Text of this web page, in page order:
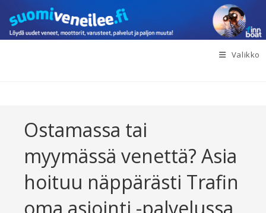
suoraan
sisältöön
Valikko
Ostamassa tai
myymässä venettä? Asia
hoituu näppärästi Trafin